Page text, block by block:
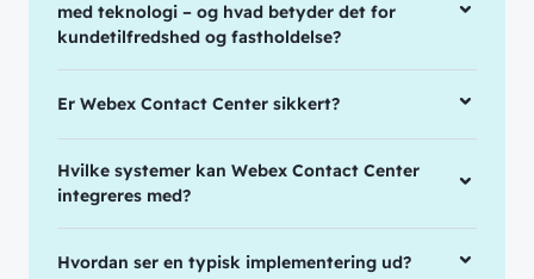
med teknologi – og hvad betyder det for
kundetilfredshed og fastholdelse?
Er Webex Contact Center sikkert?
Hvilke systemer kan Webex Contact Center
integreres med?
Hvordan ser en typisk implementering ud?